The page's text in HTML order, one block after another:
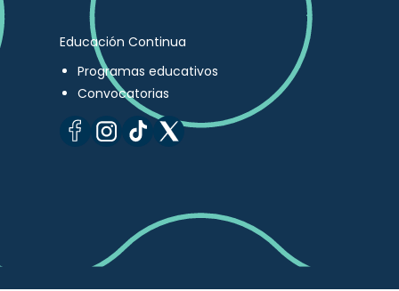
Educación Continua
Programas educativos
Convocatorias